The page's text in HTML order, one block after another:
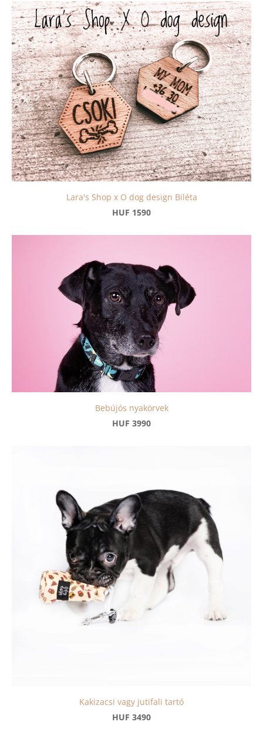
Lara's Shop x O dog design Biléta
HUF 1590
Bebújós nyakörvek
HUF 3990
Kakizacsi vagy jutifali tartó
HUF 3490